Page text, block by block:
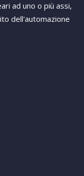
ad uno o più assi,
dell'automazione